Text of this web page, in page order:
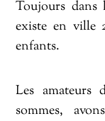
Toujours dans
existe en ville
enfants.
Les amateurs
sommes,